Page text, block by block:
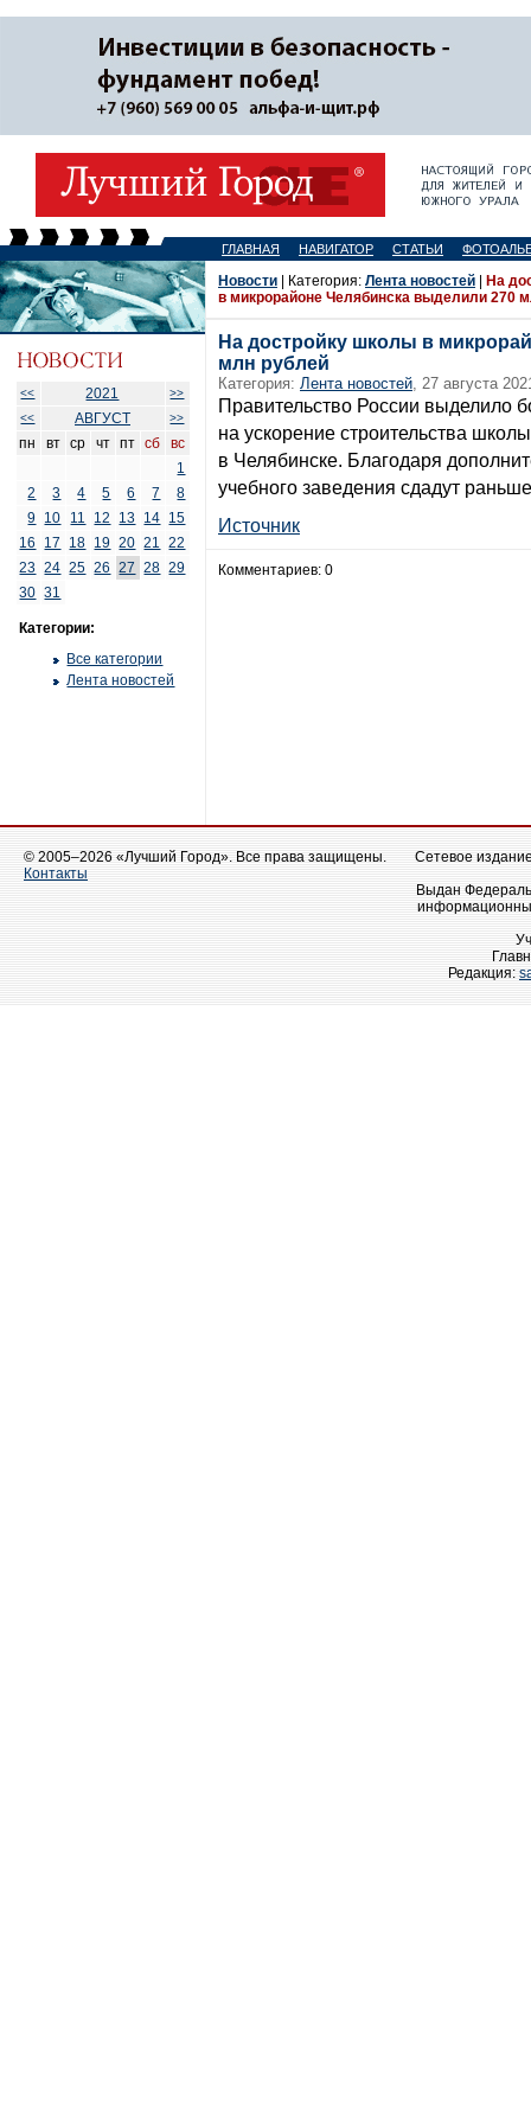
ГЛАВНАЯ НАВИГАТОР СТАТЬИ
<< 2021
>>
<<
АВГУСТ >>
пн вт ср чт пт сб
вс
1
2
3 4 5 6 7
8
9 10 11 12 13 14 15
16
17 18 19 20 21
22
23 24 25 26 27 28 29
30 31
Категории:
Все категории
Лента новостей
Новости | Категория: Лента новостей
На
в микрорайоне Челябинска выделили 270
На достройку школы в
млн рублей
Категория: Лента новостей, 27 августа
Правительство России выделило
на ускорение строительства
в Челябинске. Благодаря
учебного заведения сдадут
Источник
Комментариев: 0
© 2005–2026 «Лучший Город». Все права защищены.
Контакты
Сетевое
Выдан
Редакция: